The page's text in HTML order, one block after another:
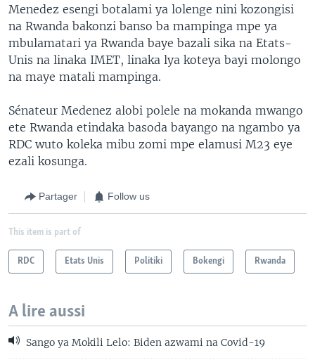
Menedez esengi botalami ya lolenge nini kozongisi
na Rwanda bakonzi banso ba mampinga mpe ya
mbulamatari ya Rwanda baye bazali sika na Etats-
Unis na linaka IMET, linaka lya koteya bayi molongo
na maye matali mampinga.
Sénateur Medenez alobi polele na mokanda mwango
ete Rwanda etindaka basoda bayango na ngambo ya
RDC wuto koleka mibu zomi mpe elamusi M23 eye
ezali kosunga.
Partager Follow us
This item is part of
RDC Etats Unis Politiki Bokengi Rwanda
A lire aussi
Sango ya Mokili Lelo: Biden azwami na Covid-19